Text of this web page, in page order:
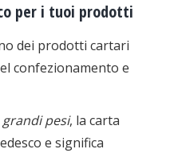
per i tuoi prodotti
dei prodotti cartari
confezionamento e
grandi pesi, la carta
e significa